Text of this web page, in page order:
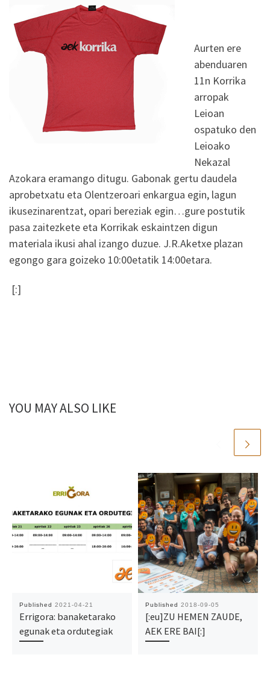
Aurten ere
abenduaren
11n Korrika
arropak
Leioan
ospatuko den
Leioako
Nekazal
Azokara eramango ditugu. Gabonak gertu daudela
aprobetxatu eta Olentzeroari enkargua egin, lagun
ikusezinarentzat, opari bereziak egin…gure postutik
pasa zaitezkete eta Korrikak eskaintzen digun
materiala ikusi ahal izango duzue. J.R.Aketxe plazan
egongo gara goizeko 10:00etatik 14:00etara.
[:]
YOU MAY ALSO LIKE
Published 2021-04-21
Errigora: banaketarako
egunak eta ordutegiak
Published 2018-09-05
[:eu]ZU HEMEN ZAUDE,
AEK ERE BAI[:]